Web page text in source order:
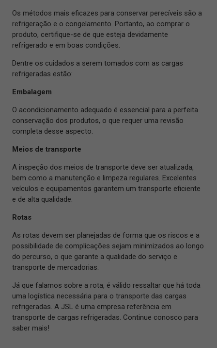
Os métodos mais eficazes para conservar perecíveis são a
refrigeração e o congelamento. Portanto, ao comprar o
produto, certifique-se de que esteja devidamente
refrigerado e em boas condições.
Dentre os cuidados a serem tomados com as cargas
refrigeradas estão:
Embalagem
O acondicionamento adequado é essencial para a perfeita
conservação dos produtos, o que requer uma revisão
completa desse aspecto.
Meios de transporte
A inspeção dos meios de transporte deve ser atualizada,
bem como a manutenção e limpeza regulares. Excelentes
veículos e equipamentos garantem um transporte eficiente
e de alta qualidade.
Rotas
As rotas devem ser planejadas de forma que os riscos e a
possibilidade de complicações sejam minimizados ao longo
do percurso, o que garante a qualidade do serviço e
transporte de mercadorias.
Já que falamos sobre a rota, é válido ressaltar que há toda
uma logística necessária para o transporte das cargas
refrigeradas. A JSL é uma empresa referência em
transporte de cargas refrigeradas. Continue conosco para
saber mais!